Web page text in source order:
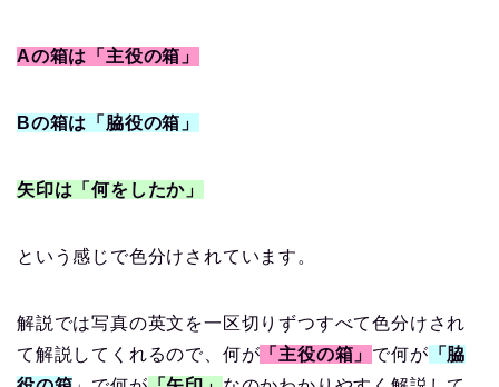
Aの箱は「主役の箱」
Bの箱は「脇役の箱」
矢印は「何をしたか」
という感じで色分けされています。
解説では写真の英文を一区切りずつすべて色分けされ
て解説してくれるので、何が 「主役の箱」 で何が 「脇